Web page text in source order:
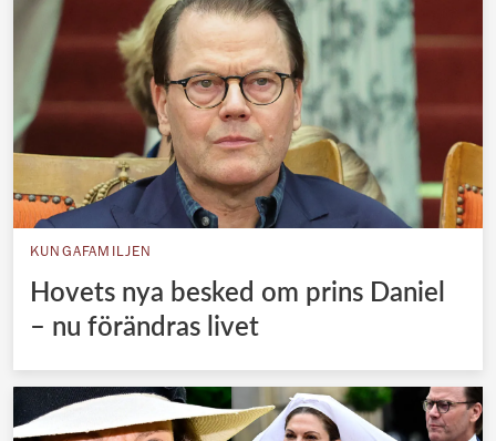
KUNGAFAMILJEN
Hovets nya besked om prins Daniel
– nu förändras livet